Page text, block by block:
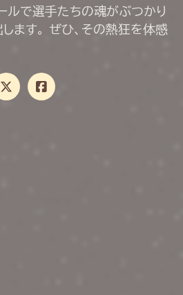
ルで選手たちの魂がぶつかり
ます。 ぜひ、その熱狂を体感